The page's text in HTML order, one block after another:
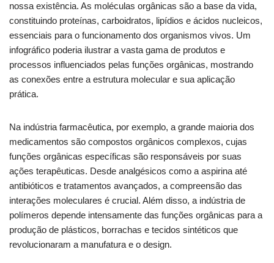
nossa existência. As moléculas orgânicas são a base da vida,
constituindo proteínas, carboidratos, lipídios e ácidos nucleicos,
essenciais para o funcionamento dos organismos vivos. Um
infográfico poderia ilustrar a vasta gama de produtos e
processos influenciados pelas funções orgânicas, mostrando
as conexões entre a estrutura molecular e sua aplicação
prática.
Na indústria farmacêutica, por exemplo, a grande maioria dos
medicamentos são compostos orgânicos complexos, cujas
funções orgânicas específicas são responsáveis por suas
ações terapêuticas. Desde analgésicos como a aspirina até
antibióticos e tratamentos avançados, a compreensão das
interações moleculares é crucial. Além disso, a indústria de
polímeros depende intensamente das funções orgânicas para a
produção de plásticos, borrachas e tecidos sintéticos que
revolucionaram a manufatura e o design.